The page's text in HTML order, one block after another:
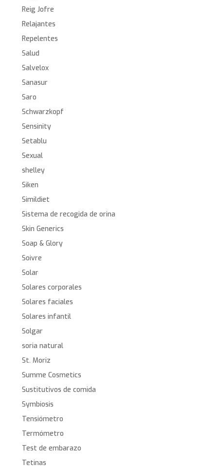
Reig Jofre
Relajantes
Repelentes
Salud
Salvelox
Sanasur
Saro
Schwarzkopf
Sensinity
Setablu
Sexual
shelley
Siken
Simildiet
Sistema de recogida de orina
Skin Generics
Soap & Glory
Soivre
Solar
Solares corporales
Solares faciales
Solares infantil
Solgar
soria natural
St. Moriz
Summe Cosmetics
Sustitutivos de comida
Symbiosis
Tensiómetro
Termómetro
Test de embarazo
Tetinas